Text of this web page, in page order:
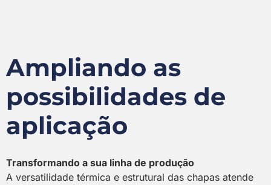
Ampliando as
possibilidades de
aplicação
Transformando a sua linha de produção
A versatilidade térmica e estrutural das chapas atende